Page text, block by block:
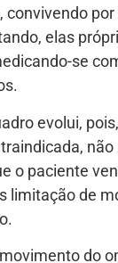
convivendo
elas
se
evolui,
não
o paciente
limitação de
do